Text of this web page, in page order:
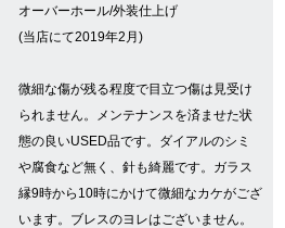
オーバーホール/外装仕上げ
(当店にて2019年2月)
微細な傷が残る程度で目立つ傷は見受け
られません。メンテナンスを済ませた状
態の良いUSED品です。ダイアルのシミ
や腐食など無く、針も綺麗です。ガラス
縁9時から10時にかけて微細なカケがござ
います。ブレスのヨレはございません。